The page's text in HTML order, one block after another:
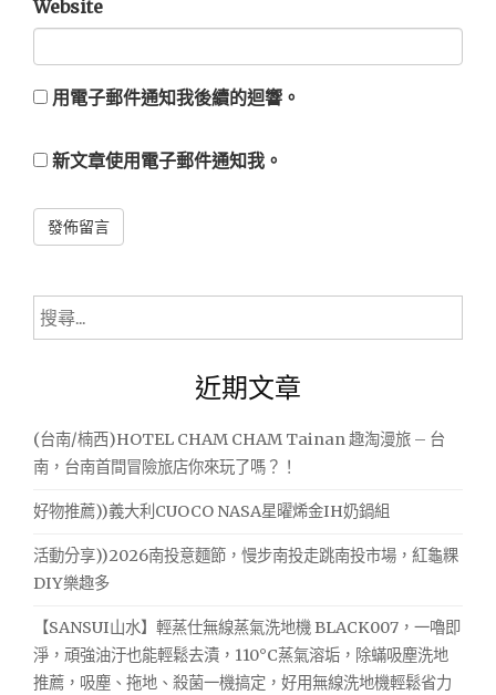
Website
用電子郵件通知我後續的迴響。
新文章使用電子郵件通知我。
搜
尋
近期文章
(台南/楠西)HOTEL CHAM CHAM Tainan 趣淘漫旅 – 台
南，台南首間冒險旅店你來玩了嗎？！
好物推薦))義大利CUOCO NASA星曜烯金IH奶鍋組
活動分享))2026南投意麵節，慢步南投走跳南投市場，紅龜粿
DIY樂趣多
【SANSUI山水】輕蒸仕無線蒸氣洗地機 BLACK007，一嚕即
淨，頑強油汙也能輕鬆去漬，110°C蒸氣溶垢，除蟎吸塵洗地
推薦，吸塵、拖地、殺菌一機搞定，好用無線洗地機輕鬆省力